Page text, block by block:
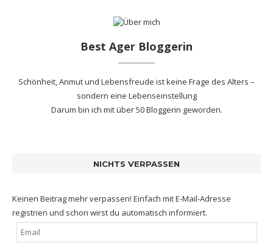
Best Ager Bloggerin
Schönheit, Anmut und Lebensfreude ist keine Frage des Alters –
sondern eine Lebenseinstellung
Darum bin ich mitüber 50 Bloggerin geworden.
NICHTS VERPASSEN
Keinen Beitrag mehr verpassen! Einfach mit E-Mail-Adresse
registrien und schon wirst du automatisch informiert.